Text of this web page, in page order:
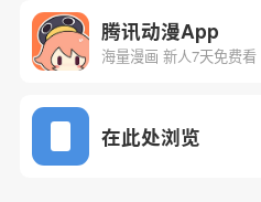
下一话
腾讯动漫App
海量漫画 新人7天免费看
在此处浏览